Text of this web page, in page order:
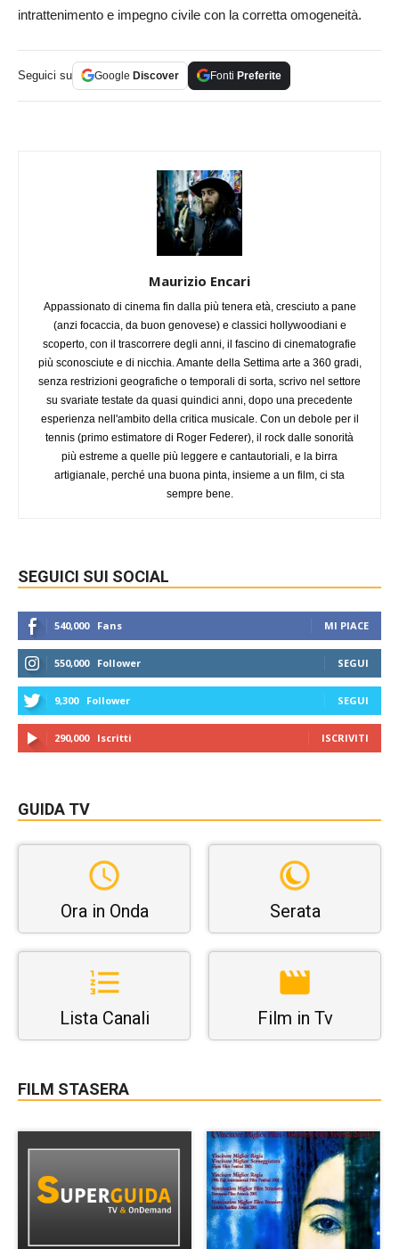
intrattenimento e impegno civile con la corretta omogeneità.
Seguici su Google Discover Fonti Preferite
Maurizio Encari
Appassionato di cinema fin dalla più tenera età, cresciuto a pane
(anzi focaccia, da buon genovese) e classici hollywoodiani e
scoperto, con il trascorrere degli anni, il fascino di cinematografie
più sconosciute e di nicchia. Amante della Settima arte a 360 gradi,
senza restrizioni geografiche o temporali di sorta, scrivo nel settore
su svariate testate da quasi quindici anni, dopo una precedente
esperienza nell'ambito della critica musicale. Con un debole per il
tennis (primo estimatore di Roger Federer), il rock dalle sonorità
più estreme a quelle più leggere e cantautoriali, e la birra
artigianale, perché una buona pinta, insieme a un film, ci sta
sempre bene.
SEGUICI SUI SOCIAL
540,000 Fans MI PIACE
550,000 Follower SEGUI
9,300 Follower SEGUI
290,000 Iscritti ISCRIVITI
GUIDA TV
Ora in Onda Serata
Lista Canali Film in Tv
FILM STASERA